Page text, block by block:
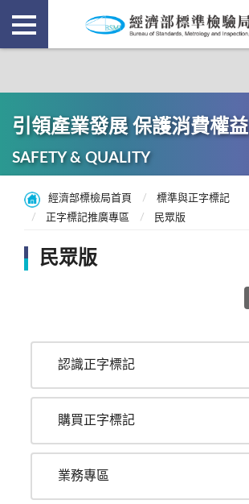
引領產業發展 保護消費權益
SAFETY & QUALITY
經濟部標檢局首頁
標準與正字標記
正字標記推廣專區
民眾版
民眾版
認識正字標記
購買正字標記
業務專區